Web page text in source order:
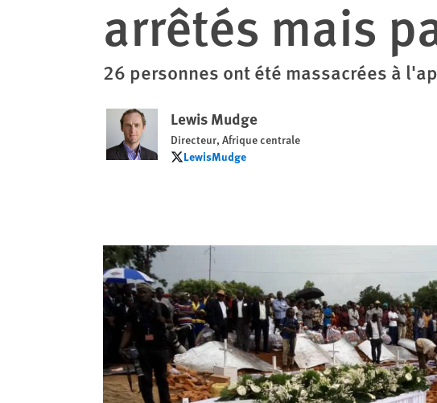
arrêtés mais
26 personnes ont été massacrées à
Lewis Mudge
Directeur, Afrique centrale
LewisMudge
LewisMudge